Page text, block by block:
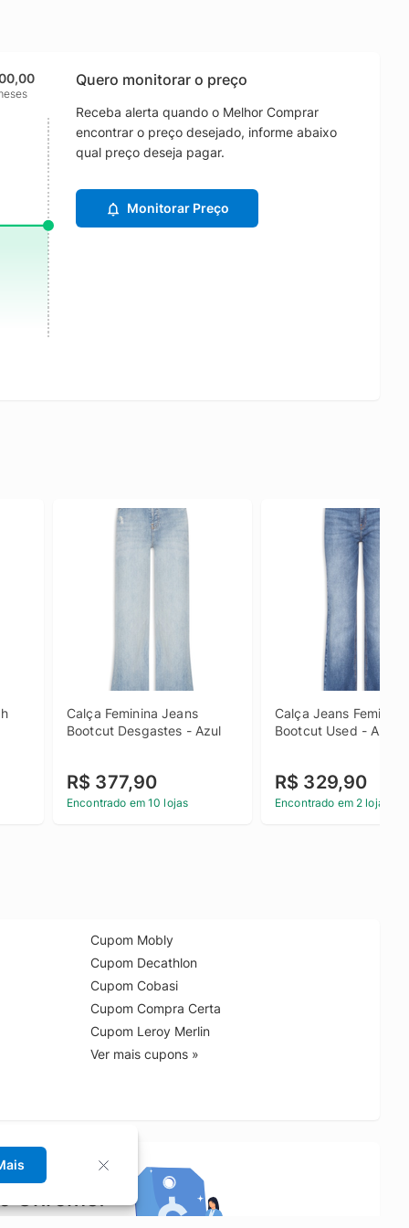
Quero monitorar o preço
Receba alerta quando o Melhor Comprar
encontrar o preço desejado, informe abaixo
qual preço deseja pagar.
Monitorar Preço
Calça Feminina Jeans
Bootcut Desgastes - Azul
R$ 377,90
Encontrado em 10 lojas
Calça Jeans Feminina
Bootcut Used - Azul
R$ 329,90
Encontrado em 2 lojas
Cupom Mobly
Cupom Decathlon
Cupom Cobasi
Cupom Compra Certa
Cupom Leroy Merlin
Ver mais cupons »
Chrome!